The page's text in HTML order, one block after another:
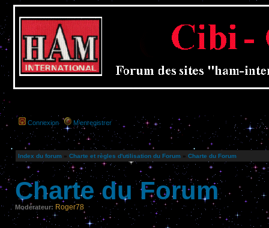
Connexion M’enregistrer
Index du forum » Charte et règles d'utilisation du Forum » Charte du Forum
Charte du Forum
Modérateur: Roger78